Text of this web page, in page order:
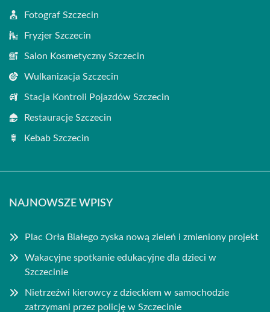
Fotograf Szczecin
Fryzjer Szczecin
Salon Kosmetyczny Szczecin
Wulkanizacja Szczecin
Stacja Kontroli Pojazdów Szczecin
Restauracje Szczecin
Kebab Szczecin
NAJNOWSZE WPISY
Plac Orła Białego zyska nową zieleń i zmieniony projekt
Wakacyjne spotkanie edukacyjne dla dzieci w
Szczecinie
Nietrzeźwi kierowcy z dzieckiem w samochodzie
zatrzymani przez policję w Szczecinie